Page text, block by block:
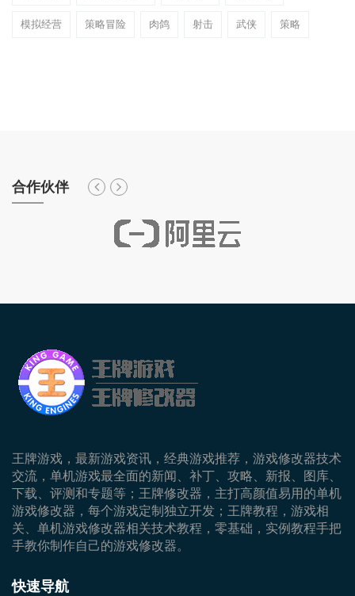
模拟经营 策略冒险 肉鸽 射击 武侠 策略
合作伙伴
王牌游戏，最新游戏资讯，经典游戏推荐，游戏修改器技术
交流，单机游戏最全面的新闻、补丁、攻略、新报、图库、
下载、评测和专题等；王牌修改器，主打高颜值易用的单机
游戏修改器，每个游戏定制独立开发；王牌教程，游戏相
关、单机游戏修改器相关技术教程，零基础，实例教程手把
手教你制作自己的游戏修改器。
快速导航